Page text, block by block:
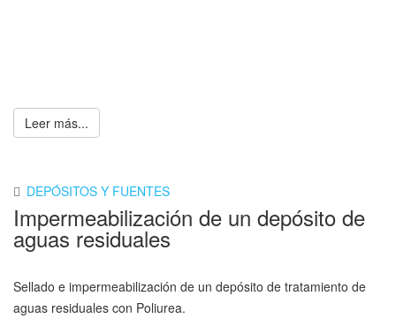
Leer más...
DEPÓSITOS Y FUENTES
Impermeabilización de un depósito de
aguas residuales
Sellado e impermeabilización de un depósito de tratamiento de
aguas residuales con Poliurea.